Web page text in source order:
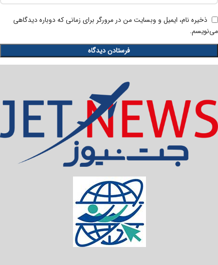
ذخیره نام، ایمیل و وبسایت من در مرورگر برای زمانی که دوباره دیدگاهی
می‌نویسم.